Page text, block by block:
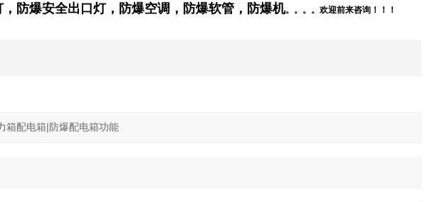
防爆安全出口灯，防爆空调，防爆软管，防爆机。。。。欢迎前来咨询！！！